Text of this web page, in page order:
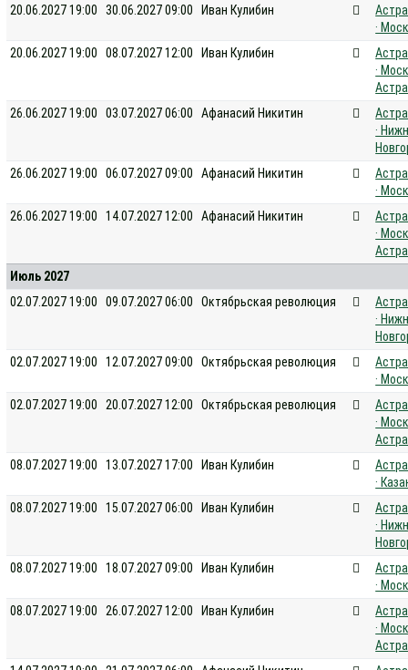
20.06.2027 19:00
30.06.2027 09:00 Иван Кулибин
·
20.06.2027 19:00
08.07.2027 12:00 Иван Кулибин
·
26.06.2027 19:00
03.07.2027 06:00 Афанасий Никитин
·
26.06.2027 19:00
06.07.2027 09:00 Афанасий Никитин
·
26.06.2027 19:00
14.07.2027 12:00 Афанасий Никитин
·
Июль 2027
02.07.2027 19:00
09.07.2027 06:00 Октябрьская революция
·
02.07.2027 19:00
12.07.2027 09:00 Октябрьская революция
·
02.07.2027 19:00
20.07.2027 12:00 Октябрьская революция
·
08.07.2027 19:00
13.07.2027 17:00 Иван Кулибин
·
08.07.2027 19:00
15.07.2027 06:00 Иван Кулибин
·
08.07.2027 19:00
18.07.2027 09:00 Иван Кулибин
·
08.07.2027 19:00
26.07.2027 12:00 Иван Кулибин
·